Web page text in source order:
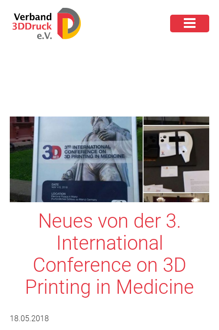
Neues von der 3.
International
Conference on 3D
Printing in Medicine
18.05.2018